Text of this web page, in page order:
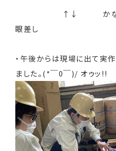
↑↓ かなりの集
眼差し
・午後からは現場に出て実
ました。(*￣0￣)/ オゥッ!!